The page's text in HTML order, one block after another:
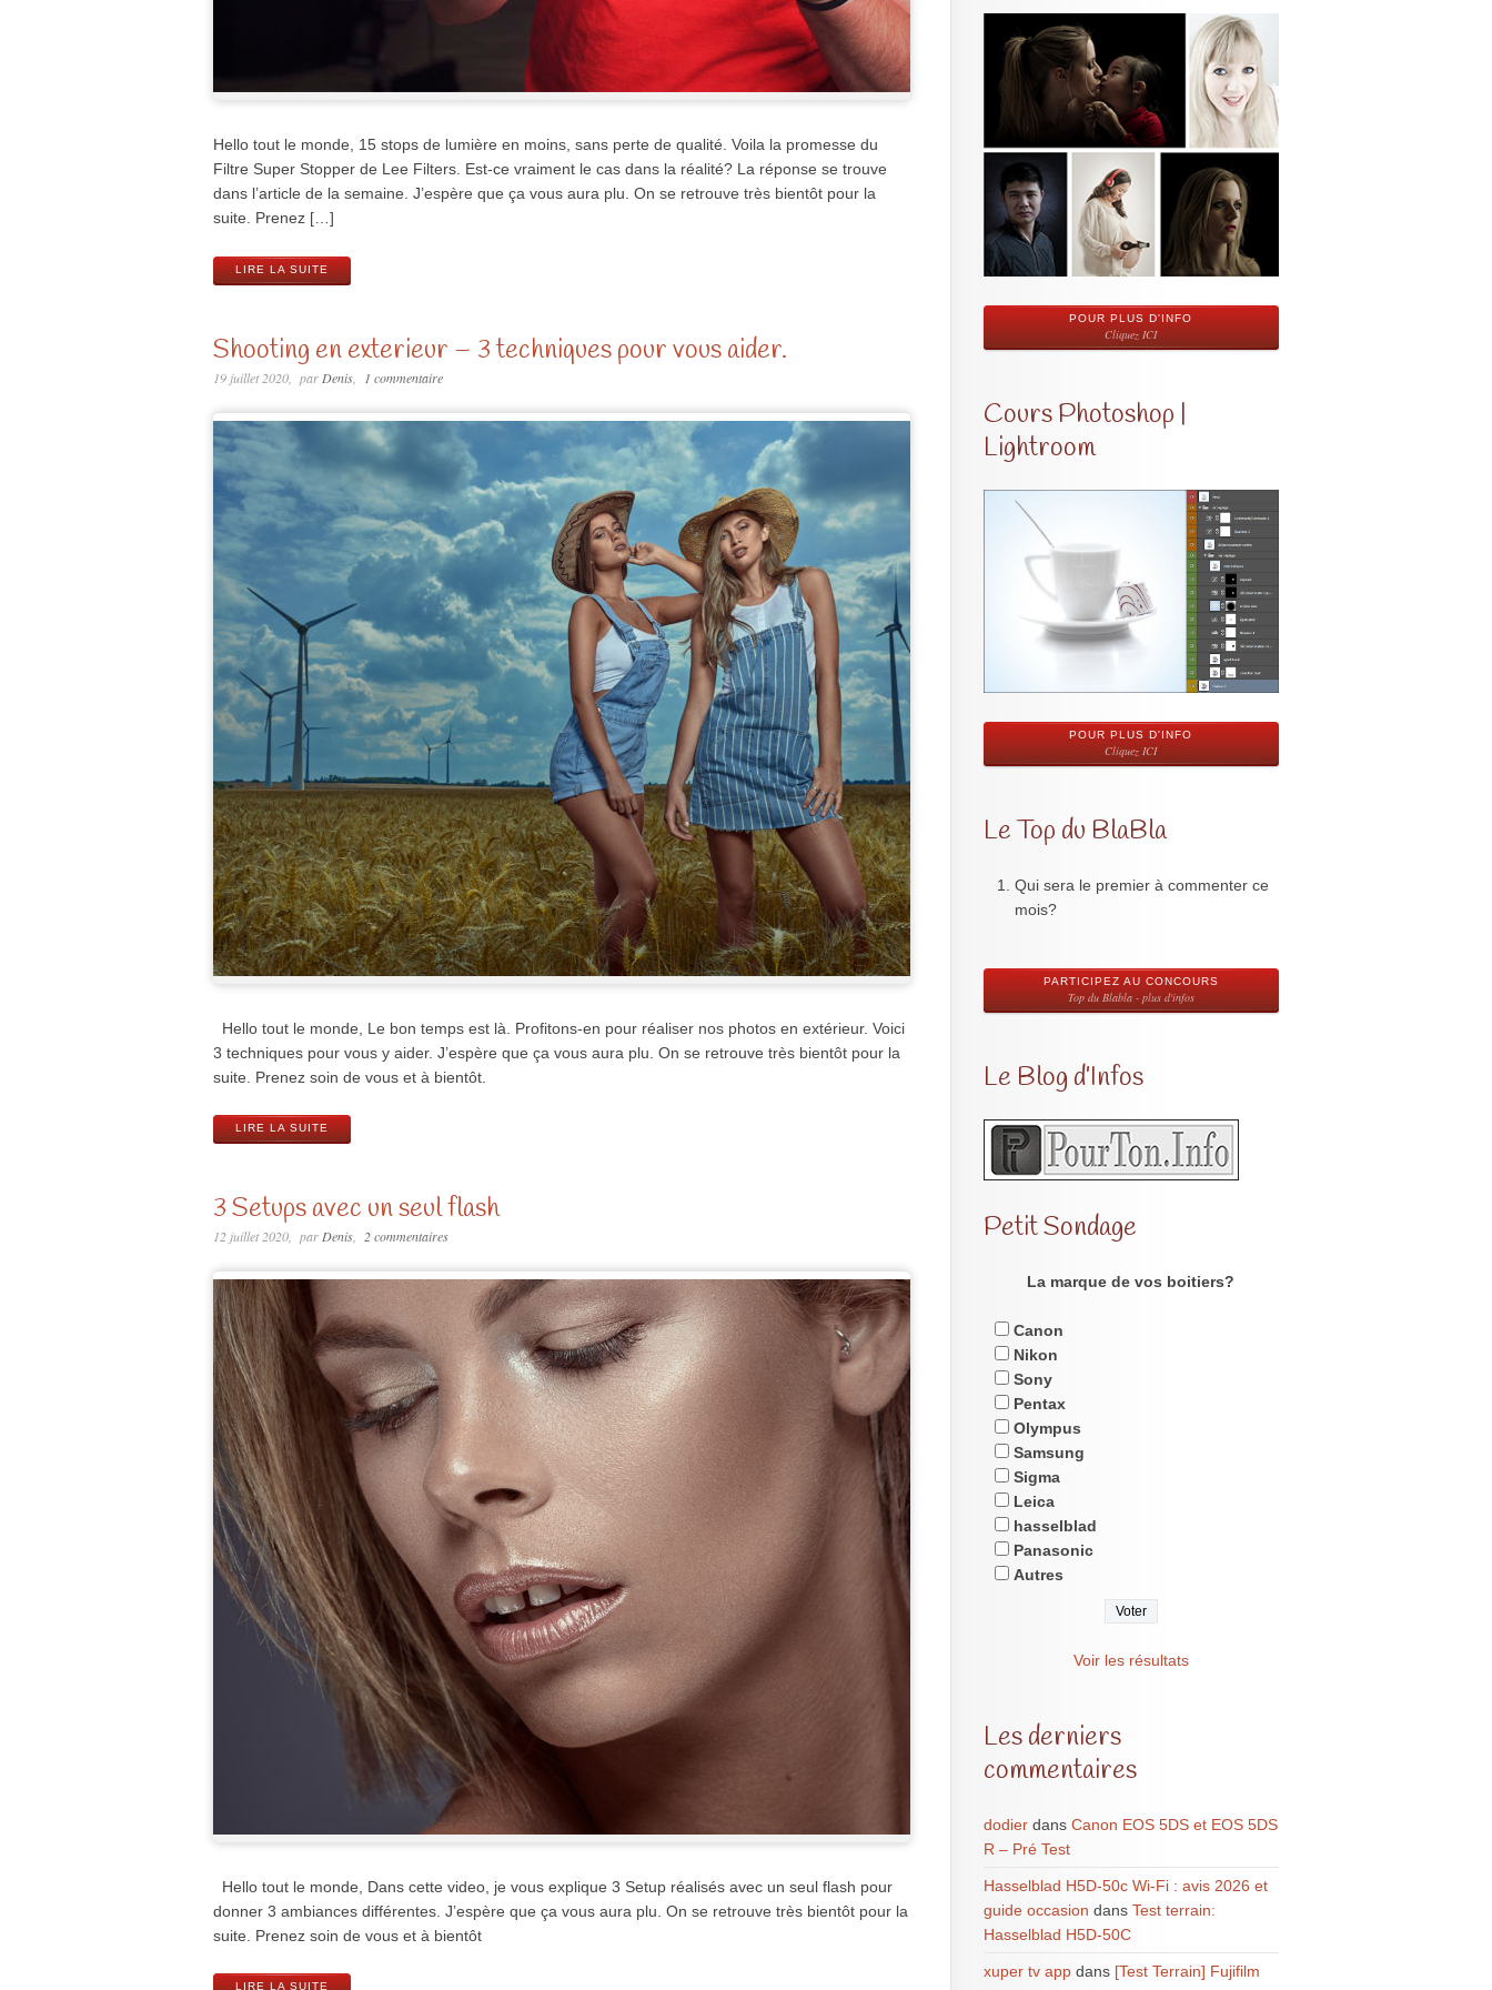
Hello tout le monde, 15 stops de lumière en moins, sans perte de qualité. Voila la promesse du
Filtre Super Stopper de Lee Filters. Est-ce vraiment le cas dans la réalité? La réponse se trouve
dans l’article de la semaine. J’espère que ça vous aura plu. On se retrouve très bientôt pour la
suite. Prenez […]
LIRE LA SUITE
Shooting en exterieur – 3 techniques pour vous aider.
19 juillet 2020 par Denis 1 commentaire
Hello tout le monde, Le bon temps est là. Profitons-en pour réaliser nos photos en extérieur. Voici
3 techniques pour vous y aider. J’espère que ça vous aura plu. On se retrouve très bientôt pour la
suite. Prenez soin de vous et à bientôt.
LIRE LA SUITE
3 Setups avec un seul flash
12 juillet 2020 par Denis 2 commentaires
Hello tout le monde, Dans cette video, je vous explique 3 Setup réalisés avec un seul flash pour
donner 3 ambiances différentes. J’espère que ça vous aura plu. On se retrouve très bientôt pour la
suite. Prenez soin de vous et à bientôt
LIRE LA SUITE
POUR PLUS D'INFO
Cliquez ICI
Cours Photoshop |
Lightroom
POUR PLUS D'INFO
Cliquez ICI
Le Top du BlaBla
Qui sera le premier à commenter ce
mois?
PARTICIPEZ AU CONCOURS
Top du Blabla - plus d'infos
Le Blog d’Infos
Petit Sondage
La marque de vos boitiers?
Canon
Nikon
Sony
Pentax
Olympus
Samsung
Sigma
Leica
hasselblad
Panasonic
Autres
Voir les résultats
Les derniers
commentaires
dodierdans Canon EOS 5DS et EOS 5DS
R – Pré Test
Hasselblad H5D-50c Wi-Fi : avis 2026 et
guide occasion dans Test terrain:
Hasselblad H5D-50C
xuper tv appdans [Test Terrain] Fujifilm